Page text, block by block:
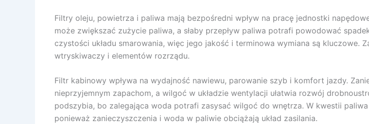
Filtry oleju, powietrza i paliwa mają bezpośredni wpływ na pracę jednostki
może zwiększać zużycie paliwa, a słaby przepływ paliwa potrafi powodować
czystości układu smarowania, więc jego jakość i terminowa wymiana są kluczowe.
wtryskiwaczy i elementów rozrządu.
Filtr kabinowy wpływa na wydajność nawiewu, parowanie szyb i komfort jazdy.
nieprzyjemnym zapachom, a wilgoć w układzie wentylacji ułatwia rozwój
podszybia, bo zalegająca woda potrafi zasysać wilgoć do wnętrza. W kwestii
ponieważ zanieczyszczenia i woda w paliwie obciążają układ zasilania.